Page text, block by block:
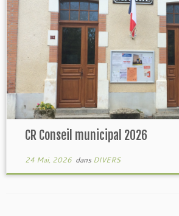
CR Conseil municipal 2026
24 Mai, 2026dans DIVERS